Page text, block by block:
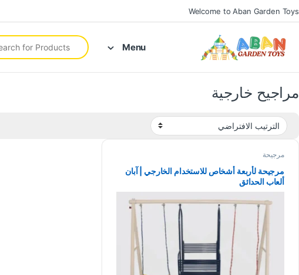
Welcome to Aban Garden Toys
Menu
مراجيح خارجية
مرجيحة
مرجيحة لأربعة أشخاص للاستخدام الخارجي | آبان
ألعاب الحدائق